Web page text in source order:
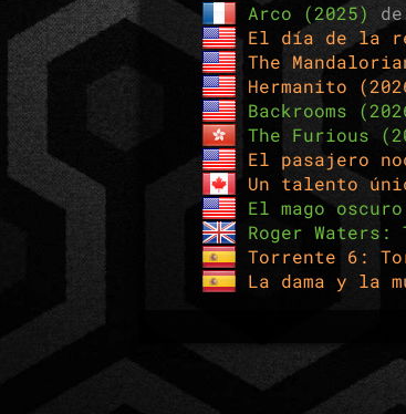
Arco (2025) de
El día de la
The
Hermanito
Backrooms
The Furious
El pasajero
Un talento
El mago
Roger
Torrente 6:
La dama y la